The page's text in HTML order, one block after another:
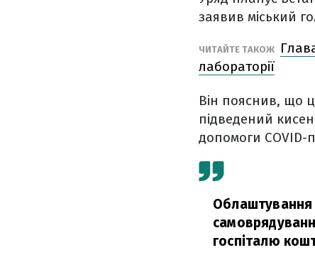
заявив міський
ЧИТАЙТЕ ТАКОЖ
лабораторії
Він пояснив, що
підведений
допомоги COVID-
Облаштування
госпіталю